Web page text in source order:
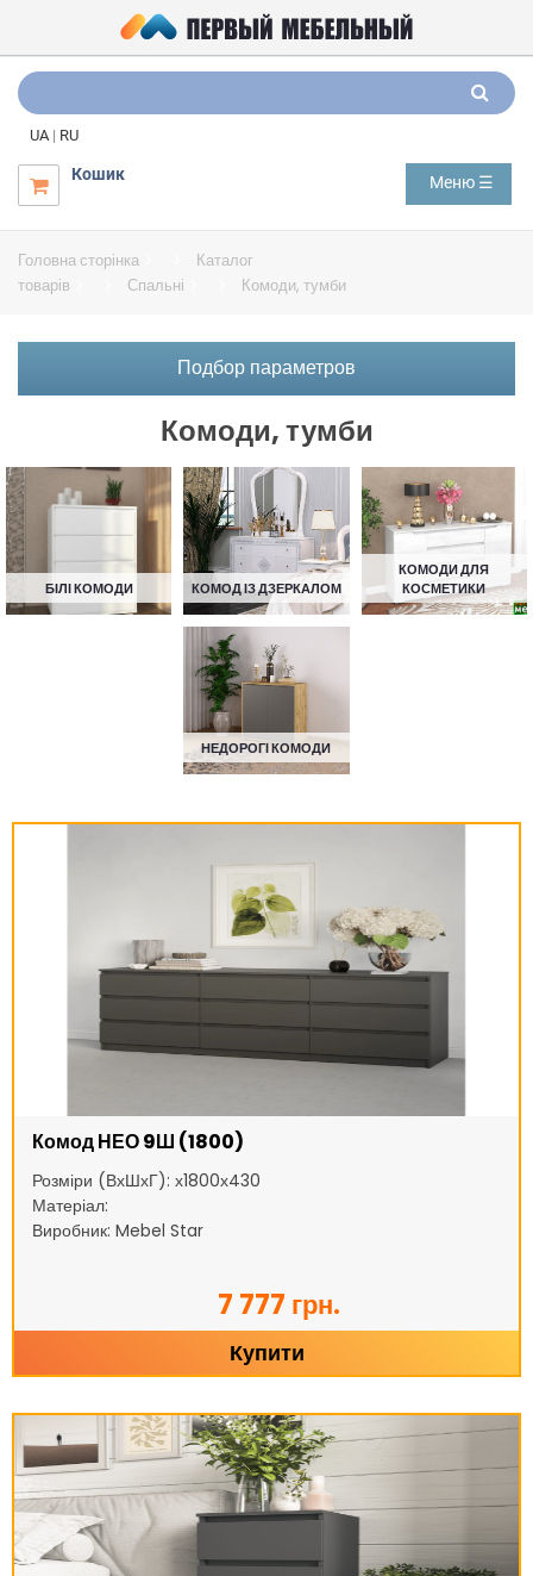
UA | RU

Кошик Меню ☰
Головна сторінка
Каталог
товарів
Спальні Комоди, тумби
Подбор параметров
Комоди, тумби
БІЛІ КОМОДИ КОМОД ІЗ ДЗЕРКАЛОМ
КОМОДИ ДЛЯ
КОСМЕТИКИ
НЕДОРОГІ КОМОДИ
Комод НЕО 9Ш (1800)
Розміри (ВхШхГ): х1800х430
Матеріал:
Виробник: Mebel Star
7 777 грн.
Купити